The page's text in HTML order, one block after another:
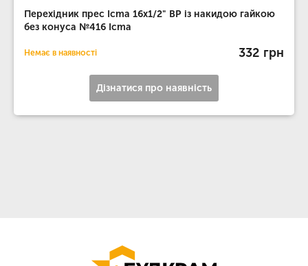
Перехідник прес Icma 16х1/2" ВР із накидою гайкою
без конуса №416 Icma
Немає в наявності 332 грн
Дізнатися про наявність